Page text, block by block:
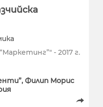

- 2017 г.
Филип Морис